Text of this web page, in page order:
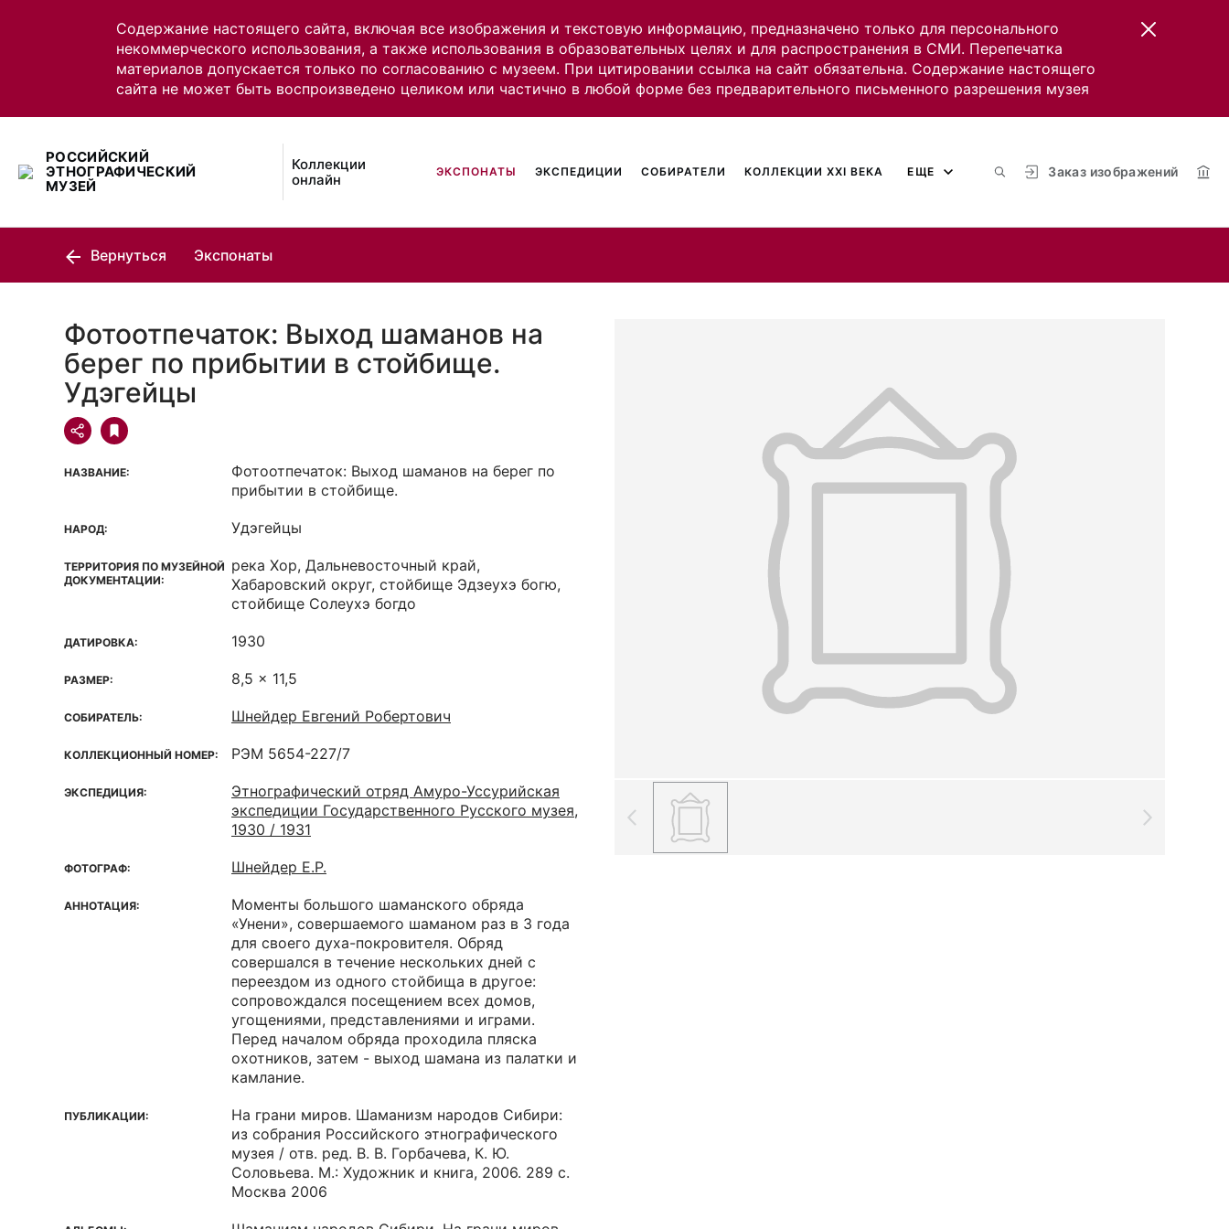
Содержание настоящего сайта, включая все изображения и текстовую информацию, предназначено только для персонального
некоммерческого использования, а также использования в образовательных целях и для распространения в СМИ. Перепечатка
материалов допускается только по согласованию с музеем. При цитировании ссылка на сайт обязательна. Содержание настоящего
сайта не может быть воспроизведено целиком или частично в любой форме без предварительного письменного разрешения музея
РОССИЙСКИЙ
ЭТНОГРАФИЧЕСКИЙ
МУЗЕЙ
Коллекции
онлайн
Заказ изображений
ЭКСПОНАТЫ ЭКСПЕДИЦИИ СОБИРАТЕЛИ КОЛЛЕКЦИИ XXI ВЕКА ЕЩЕ
Вернуться Экспонаты
Фотоотпечаток: Выход шаманов на
берег по прибытии в стойбище.
Удэгейцы
НАЗВАНИЕ:
Фотоотпечаток: Выход шаманов на берег по
прибытии в стойбище.
НАРОД: Удэгейцы
ТЕРРИТОРИЯ ПО МУЗЕЙНОЙ
ДОКУМЕНТАЦИИ:
река Хор, Дальневосточный край,
Хабаровский округ, стойбище Эдзеухэ богю,
стойбище Солеухэ богдо
ДАТИРОВКА: 1930
РАЗМЕР: 8,5 x 11,5
СОБИРАТЕЛЬ: Шнейдер Евгений Робертович
КОЛЛЕКЦИОННЫЙ НОМЕР: РЭМ 5654-227/7
ЭКСПЕДИЦИЯ:
Этнографический отряд Амуро-Уссурийская
экспедиции Государственного Русского музея,
1930 / 1931
ФОТОГРАФ: Шнейдер Е.Р.
АННОТАЦИЯ:
Моменты большого шаманского обряда
«Унени», совершаемого шаманом раз в 3 года
для своего духа-покровителя. Обряд
совершался в течение нескольких дней с
переездом из одного стойбища в другое:
сопровождался посещением всех домов,
угощениями, представлениями и играми.
Перед началом обряда проходила пляска
охотников, затем - выход шамана из палатки и
камлание.
ПУБЛИКАЦИИ:
На грани миров. Шаманизм народов Сибири:
из собрания Российского этнографического
музея / отв. ред. В. В. Горбачева, К. Ю.
Соловьева. М.: Художник и книга, 2006. 289 с.
Москва 2006